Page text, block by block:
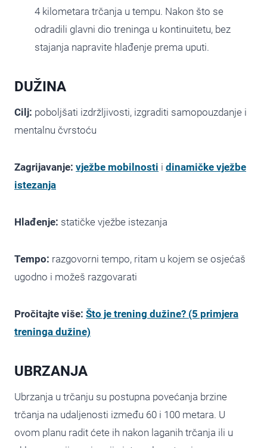
4 kilometara trčanja u tempu. Nakon što se
odradili glavni dio treninga u kontinuitetu, bez
stajanja napravite hlađenje prema uputi.
DUŽINA
Cilj: poboljšati izdržljivosti, izgraditi samopouzdanje i
mentalnu čvrstoću
Zagrijavanje: vježbe mobilnosti i dinamičke vježbe
istezanja
Hlađenje: statičke vježbe istezanja
Tempo: razgovorni tempo, ritam u kojem se osjećaš
ugodno i možeš razgovarati
Pročitajte više: Što je trening dužine? (5 primjera
treninga dužine)
UBRZANJA
Ubrzanja u trčanju su postupna povećanja brzine
trčanja na udaljenosti između 60 i 100 metara. U
ovom planu radit ćete ih nakon laganih trčanja ili u